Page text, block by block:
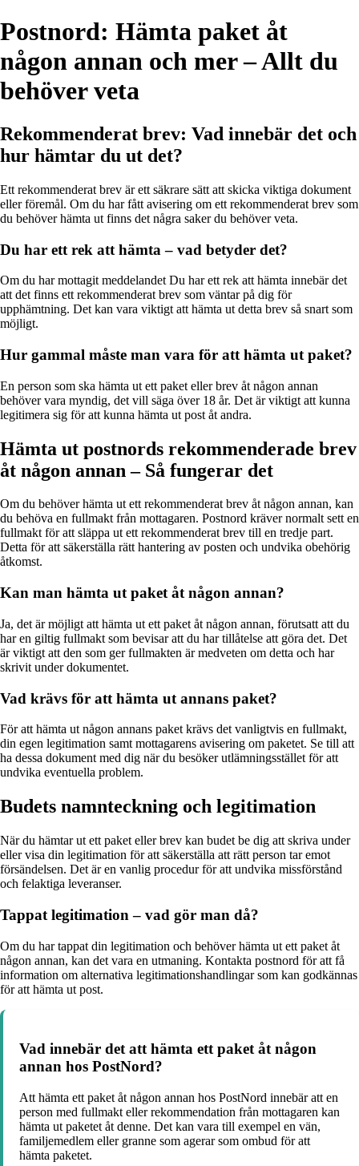
Postnord: Hämta paket åt
någon annan och mer – Allt du
behöver veta
Rekommenderat brev: Vad innebär det och
hur hämtar du ut det?
Ett rekommenderat brev är ett säkrare sätt att skicka viktiga dokument
eller föremål. Om du har fått avisering om ett rekommenderat brev som
du behöver hämta ut finns det några saker du behöver veta.
Du har ett rek att hämta – vad betyder det?
Om du har mottagit meddelandet Du har ett rek att hämta innebär det
att det finns ett rekommenderat brev som väntar på dig för
upphämtning. Det kan vara viktigt att hämta ut detta brev så snart som
möjligt.
Hur gammal måste man vara för att hämta ut paket?
En person som ska hämta ut ett paket eller brev åt någon annan
behöver vara myndig, det vill säga över 18 år. Det är viktigt att kunna
legitimera sig för att kunna hämta ut post åt andra.
Hämta ut postnords rekommenderade brev
åt någon annan – Så fungerar det
Om du behöver hämta ut ett rekommenderat brev åt någon annan, kan
du behöva en fullmakt från mottagaren. Postnord kräver normalt sett en
fullmakt för att släppa ut ett rekommenderat brev till en tredje part.
Detta för att säkerställa rätt hantering av posten och undvika obehörig
åtkomst.
Kan man hämta ut paket åt någon annan?
Ja, det är möjligt att hämta ut ett paket åt någon annan, förutsatt att du
har en giltig fullmakt som bevisar att du har tillåtelse att göra det. Det
är viktigt att den som ger fullmakten är medveten om detta och har
skrivit under dokumentet.
Vad krävs för att hämta ut annans paket?
För att hämta ut någon annans paket krävs det vanligtvis en fullmakt,
din egen legitimation samt mottagarens avisering om paketet. Se till att
ha dessa dokument med dig när du besöker utlämningsstället för att
undvika eventuella problem.
Budets namnteckning och legitimation
När du hämtar ut ett paket eller brev kan budet be dig att skriva under
eller visa din legitimation för att säkerställa att rätt person tar emot
försändelsen. Det är en vanlig procedur för att undvika missförstånd
och felaktiga leveranser.
Tappat legitimation – vad gör man då?
Om du har tappat din legitimation och behöver hämta ut ett paket åt
någon annan, kan det vara en utmaning. Kontakta postnord för att få
information om alternativa legitimationshandlingar som kan godkännas
för att hämta ut post.
Vad innebär det att hämta ett paket åt någon
annan hos PostNord?
Att hämta ett paket åt någon annan hos PostNord innebär att en
person med fullmakt eller rekommendation från mottagaren kan
hämta ut paketet åt denne. Det kan vara till exempel en vän,
familjemedlem eller granne som agerar som ombud för att
hämta paketet.